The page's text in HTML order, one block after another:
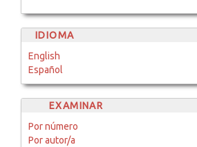
IDIOMA
English
Español
EXAMINAR
Por número
Por autor/a